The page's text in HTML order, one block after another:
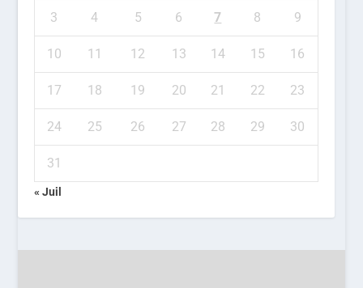
3 4 5 6 7 8 9
10 11 12 13 14 15 16
17 18 19 20 21 22 23
24 25 26 27 28 29 30
31
« Juil